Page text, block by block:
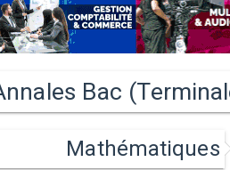
Bac
Mathématiques